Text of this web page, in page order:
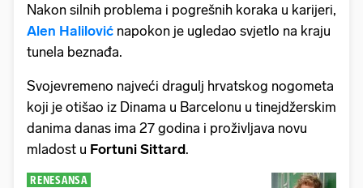
Nakon silnih problema i pogrešnih koraka u karijeri,
Alen Halilović napokon je ugledao svjetlo na kraju
tunela beznađa.
Svojevremeno najveći dragulj hrvatskog nogometa
koji je otišao iz Dinama u Barcelonu u tinejdžerskim
danima danas ima 27 godina i proživljava novu
mladost u Fortuni Sittard.
RENESANSA